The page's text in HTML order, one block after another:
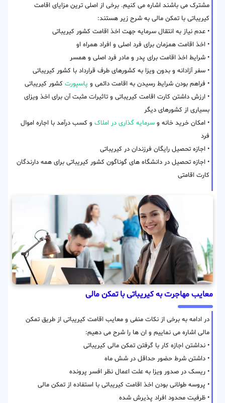
مشترک می باشند اشاره می کنیم. برخی از اصلی ترین مزایای اقامت
کیریباتی با تمکن مالی به شرح زیر هستند:
• عدم نیاز به انتقال سرمایه جهت اخذ اقامت کشور کیریباتی
• اخذ اقامت همزمان برای فرد اصلی و افراد همراه او
• شرایط اخذ اقامت برای پدر و مادر فرد اصلی و همسر
• سفر آزادانه و بدون ویزا به کشورهای طرف قرارداد با کشور کیریباتی
• فراهم بودن شرایط رسیدن به اقامت دائمی و پاسپورت کشور کیریباتی
• ارزش داشتن کارت اقامت کیریباتی و تاثیرات مثبت آن برای اخذ ویزای
بسیاری از کشورهای دیگر
• امکان خرید خانه و سرمایه گذاری در املاک و کسب درآمد با اجاره اموال
فرد
• اجازه تحصیل رایگان فرزندان در کیریباتی
• اجازه تحصیل در دانشگاه های گوناگون کشور کیریباتی برای همه دارندگان
کارت اقامتی
معایب مهاجرت به کیریباتی با تمکن مالی
در ادامه به برخی از نکات منفی و معایب اقامت کیریباتی از طریق تمکن
مالی اشاره می نماییم و ان ها را شرح می دهیم:
• نداشتن اجازه کار با گرفتن تمکن مالی کیریباتی
• داشتن شرط حضور حداقل در شش ماه
• ریسک در صدور ویزا به علت اعمال نظر افسر پرونده
• پروسه طولانی بودن اخذ اقامت کیریباتی با استفاده از تمکن مالی
• ظرفیت محدود افراد پذیرش شده